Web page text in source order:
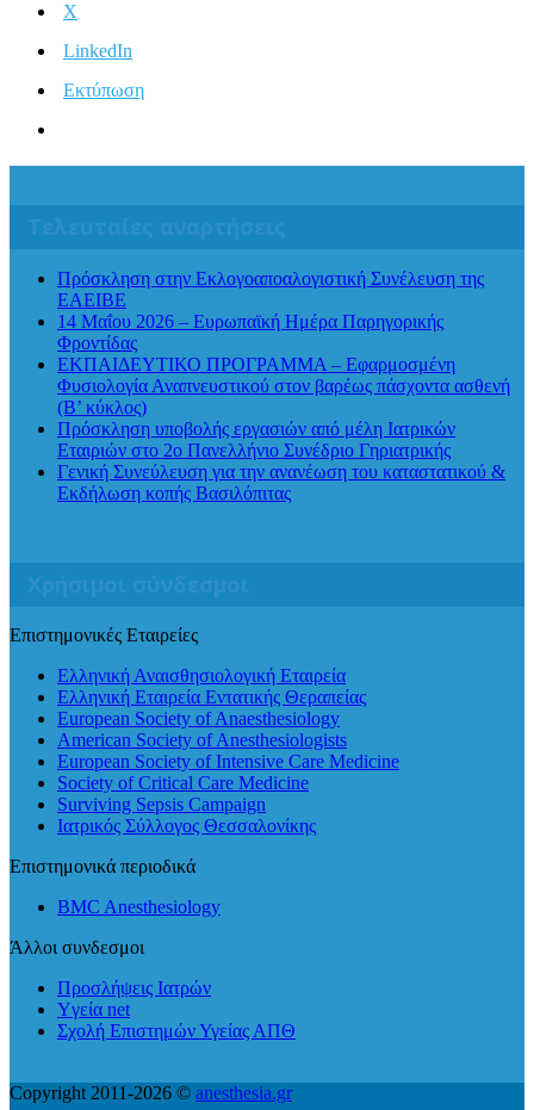
X
LinkedIn
Εκτύπωση
Πρόσκληση στην Εκλογοαποαλογιστική Συνέλευση της
ΕΑΕΙΒΕ
14 Μαΐου 2026 – Ευρωπαϊκή Ημέρα Παρηγορικής
Φροντίδας
ΕΚΠΑΙΔΕΥΤΙΚΟ ΠΡΟΓΡΑΜΜΑ – Εφαρμοσμένη
Φυσιολογία Αναπνευστικού στον βαρέως πάσχοντα ασθενή
(Β’ κύκλος)
Πρόσκληση υποβολής εργασιών από μέλη Ιατρικών
Εταιριών στο 2ο Πανελλήνιο Συνέδριο Γηριατρικής
Γενική Συνεύλευση για την ανανέωση του καταστατικού &
Εκδήλωση κοπής Βασιλόπιτας
Επιστημονικές Εταιρείες
Ελληνική Αναισθησιολογική Εταιρεία
Ελληνική Εταιρεία Εντατικής Θεραπείας
European Society of Anaesthesiology
American Society of Anesthesiologists
European Society of Intensive Care Medicine
Society of Critical Care Medicine
Surviving Sepsis Campaign
Ιατρικός Σύλλογος Θεσσαλονίκης
Επιστημονικά περιοδικά
BMC Anesthesiology
Άλλοι συνδεσμοι
Προσλήψεις Ιατρών
Yγεία net
Σχολή Επιστημών Υγείας ΑΠΘ
Copyright 2011-2026 © anesthesia.gr